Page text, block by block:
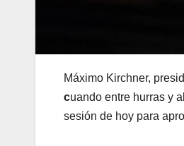
Máximo Kirchner,
cuando entre hurras y
sesión de hoy para